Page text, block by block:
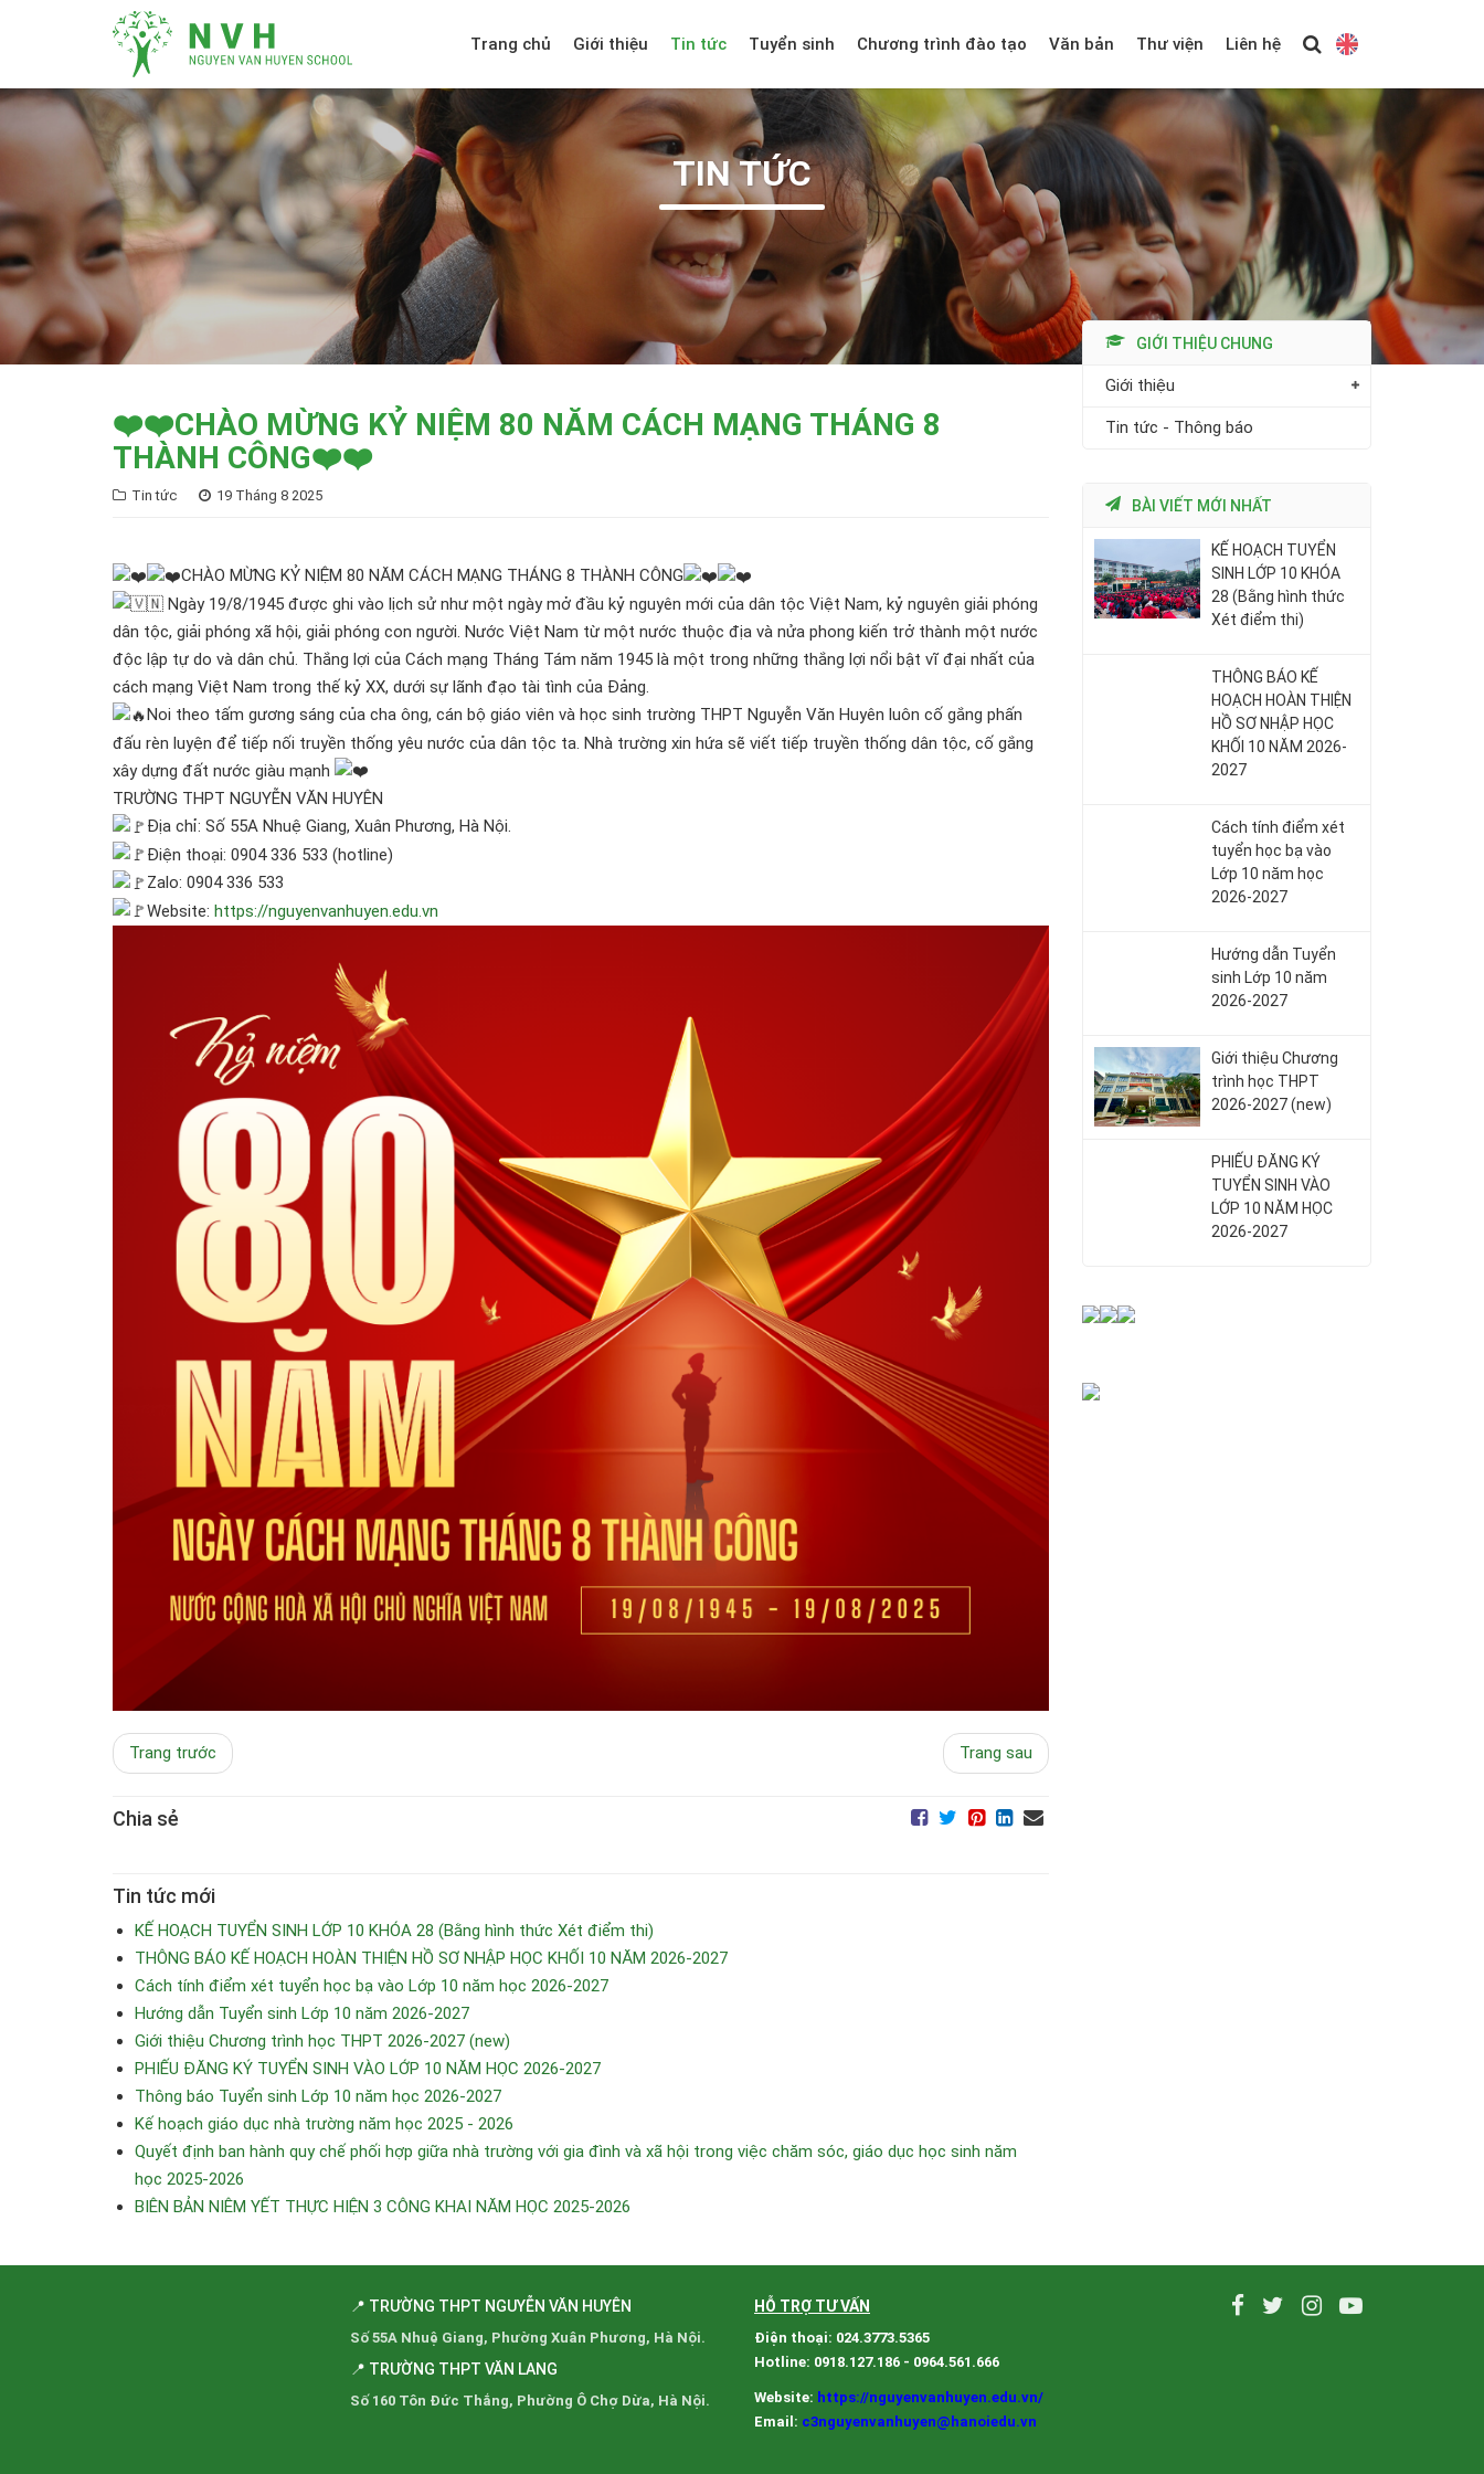
Trang chủ Giới thiệu Tin tức Tuyển sinh Chương trình đào tạo Văn bản Thư viện Liên hệ
TIN TỨC
❤️❤️CHÀO MỪNG KỶ NIỆM 80 NĂM CÁCH MẠNG THÁNG 8
THÀNH CÔNG❤️❤️
Tin tức 19 Tháng 8 2025
CHÀO MỪNG KỶ NIỆM 80 NĂM CÁCH MẠNG THÁNG 8 THÀNH CÔNG
Ngày 19/8/1945 được ghi vào lịch sử như một ngày mở đầu kỷ nguyên mới của dân tộc Việt Nam, kỷ nguyên giải phóng
dân tộc, giải phóng xã hội, giải phóng con người. Nước Việt Nam từ một nước thuộc địa và nửa phong kiến trở thành một nước
độc lập tự do và dân chủ. Thắng lợi của Cách mạng Tháng Tám năm 1945 là một trong những thắng lợi nổi bật vĩ đại nhất của
cách mạng Việt Nam trong thế kỷ XX, dưới sự lãnh đạo tài tình của Đảng.
Noi theo tấm gương sáng của cha ông, cán bộ giáo viên và học sinh trường THPT Nguyễn Văn Huyên luôn cố gắng phấn
đấu rèn luyện để tiếp nối truyền thống yêu nước của dân tộc ta. Nhà trường xin hứa sẽ viết tiếp truyền thống dân tộc, cố gắng
xây dựng đất nước giàu mạnh
TRƯỜNG THPT NGUYỄN VĂN HUYÊN
Địa chỉ: Số 55A Nhuệ Giang, Xuân Phương, Hà Nội.
Điện thoại: 0904 336 533 (hotline)
Zalo: 0904 336 533
Website: https://nguyenvanhuyen.edu.vn
Trang trước Trang sau
Chia sẻ
Tin tức mới
KẾ HOẠCH TUYỂN SINH LỚP 10 KHÓA 28 (Bằng hình thức Xét điểm thi)
THÔNG BÁO KẾ HOẠCH HOÀN THIỆN HỒ SƠ NHẬP HỌC KHỐI 10 NĂM 2026-2027
Cách tính điểm xét tuyển học bạ vào Lớp 10 năm học 2026-2027
Hướng dẫn Tuyển sinh Lớp 10 năm 2026-2027
Giới thiệu Chương trình học THPT 2026-2027 (new)
PHIẾU ĐĂNG KÝ TUYỂN SINH VÀO LỚP 10 NĂM HỌC 2026-2027
Thông báo Tuyển sinh Lớp 10 năm học 2026-2027
Kế hoạch giáo dục nhà trường năm học 2025 - 2026
Quyết định ban hành quy chế phối hợp giữa nhà trường với gia đình và xã hội trong việc chăm sóc, giáo dục học sinh năm
học 2025-2026
BIÊN BẢN NIÊM YẾT THỰC HIỆN 3 CÔNG KHAI NĂM HỌC 2025-2026
GIỚI THIỆU CHUNG
Giới thiệu
Tin tức - Thông báo
BÀI VIẾT MỚI NHẤT
KẾ HOẠCH TUYỂN
SINH LỚP 10 KHÓA
28 (Bằng hình thức
Xét điểm thi)
THÔNG BÁO KẾ
HOẠCH HOÀN THIỆN
HỒ SƠ NHẬP HỌC
KHỐI 10 NĂM 2026-
2027
Cách tính điểm xét
tuyển học bạ vào
Lớp 10 năm học
2026-2027
Hướng dẫn Tuyển
sinh Lớp 10 năm
2026-2027
Giới thiệu Chương
trình học THPT
2026-2027 (new)
PHIẾU ĐĂNG KÝ
TUYỂN SINH VÀO
LỚP 10 NĂM HỌC
2026-2027
📍 TRƯỜNG THPT NGUYỄN VĂN HUYÊN
Số 55A Nhuệ Giang, Phường Xuân Phương, Hà Nội.
📍 TRƯỜNG THPT VĂN LANG
Số 160 Tôn Đức Thắng, Phường Ô Chợ Dừa, Hà Nội.
HỖ TRỢ TƯ VẤN
Điện thoại: 024.3773.5365
Hotline: 0918.127.186 - 0964.561.666
Website: https://nguyenvanhuyen.edu.vn/
Email: c3nguyenvanhuyen@hanoiedu.vn